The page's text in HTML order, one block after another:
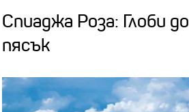
Спиаджа Роза: Глоби
пясък